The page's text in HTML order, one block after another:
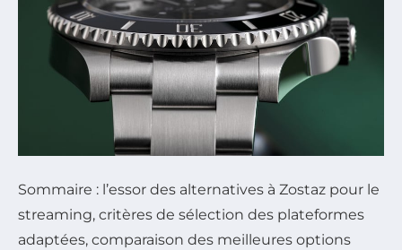
Sommaire : l’essor des alternatives à Zostaz pour le
streaming, critères de sélection des plateformes
adaptées, comparaison des meilleures options